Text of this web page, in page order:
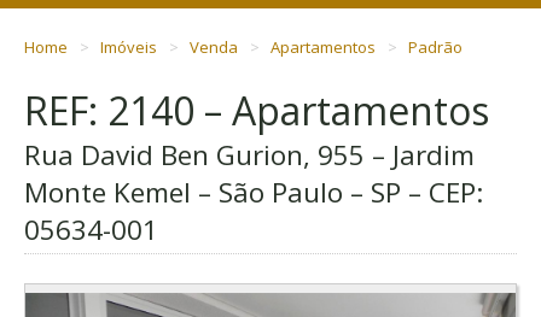
Home Imóveis Venda Apartamentos Padrão
REF: 2140 – Apartamentos
Rua David Ben Gurion, 955 – Jardim
Monte Kemel – São Paulo – SP – CEP:
05634-001